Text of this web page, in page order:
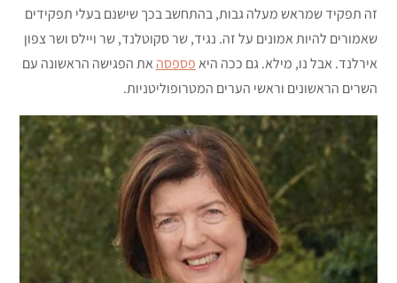
זה תפקיד שמראש מעלה גבות, בהתחשב בכך שישנם בעלי תפקידים
שאמורים להיות אמונים על זה. נגיד, שר סקוטלנד, שר ויילס ושר צפון
אירלנד. אבל נו, מילא. גם ככה היאפספסה את הפגישה הראשונה עם
השרים הראשונים וראשי הערים המטרופוליטניות.